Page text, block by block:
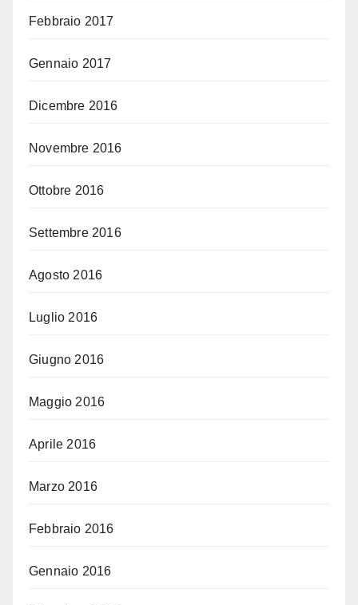
Febbraio 2017
Gennaio 2017
Dicembre 2016
Novembre 2016
Ottobre 2016
Settembre 2016
Agosto 2016
Luglio 2016
Giugno 2016
Maggio 2016
Aprile 2016
Marzo 2016
Febbraio 2016
Gennaio 2016